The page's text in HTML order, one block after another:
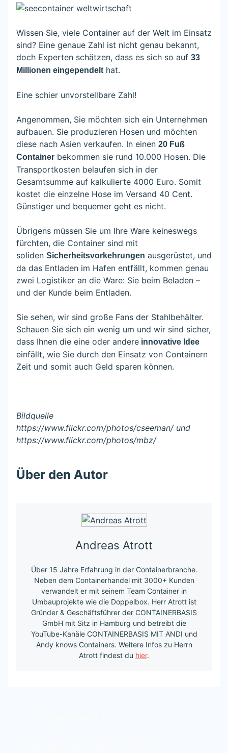
Wissen Sie, viele Container auf der Welt im Einsatz
sind? Eine genaue Zahl ist nicht genau bekannt,
doch Experten schätzen, dass es sich so auf 33
Millionen eingependelthat.
Eine schier unvorstellbare Zahl!
Angenommen, Sie möchten sich ein Unternehmen
aufbauen. Sie produzieren Hosen und möchten
diese nach Asien verkaufen. In einen 20 Fuß
Container bekommen sie rund 10.000 Hosen. Die
Transportkosten belaufen sich in der
Gesamtsumme auf kalkulierte 4000 Euro. Somit
kostet die einzelne Hose im Versand 40 Cent.
Günstiger und bequemer geht es nicht.
Übrigens müssen Sie um Ihre Ware keineswegs
fürchten, die Container sind mit
soliden Sicherheitsvorkehrungen ausgerüstet, und
da das Entladen im Hafen entfällt, kommen genau
zwei Logistiker an die Ware: Sie beim Beladen –
und der Kunde beim Entladen.
Sie sehen, wir sind große Fans der Stahlbehälter.
Schauen Sie sich ein wenig um und wir sind sicher,
dass Ihnen die eine oder andere innovative Idee
einfällt, wie Sie durch den Einsatz von Containern
Zeit und somit auch Geld sparen können.
Bildquelle
https://www.flickr.com/photos/cseeman/ und
https://www.flickr.com/photos/mbz/
Über den Autor
Andreas Atrott
Über 15 Jahre Erfahrung in der Containerbranche.
Neben dem Containerhandel mit 3000+ Kunden
verwandelt er mit seinem Team Container in
Umbauprojekte wie die Doppelbox. Herr Atrott ist
Gründer & Geschäftsführer der CONTAINERBASIS
GmbH mit Sitz in Hamburg und betreibt die
YouTube-Kanäle CONTAINERBASIS MIT ANDI und
Andy knows Containers. Weitere Infos zu Herrn
Atrott findest du hier.